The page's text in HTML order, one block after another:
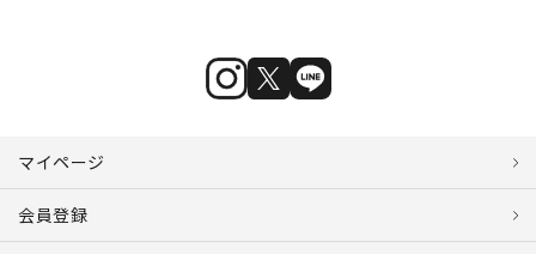
マイページ
会員登録